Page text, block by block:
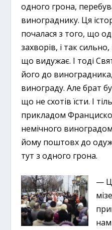
одного грона,
винограднику. Ця
почалася з того, що
захворів, і так
що видужає. І тоді
його до
винограду. Але брат
що не схотів їсти. І
прикладом
немічного
йому поштовх до
тут з одного грона.
—
нам